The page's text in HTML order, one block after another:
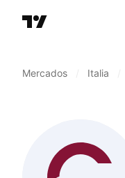
Mercados Italia